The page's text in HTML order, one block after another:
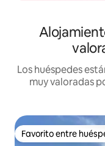
Los huéspedes
muy valoradas
Favorito entre
Favorito entre